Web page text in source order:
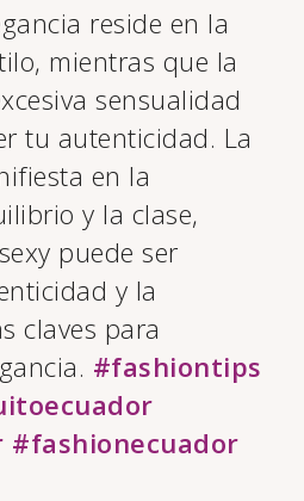
reside en la
mientras que la
sensualidad
tu autenticidad. La
en la
y la clase,
puede ser
y la
claves para
#fashiontips
#fashionecuador